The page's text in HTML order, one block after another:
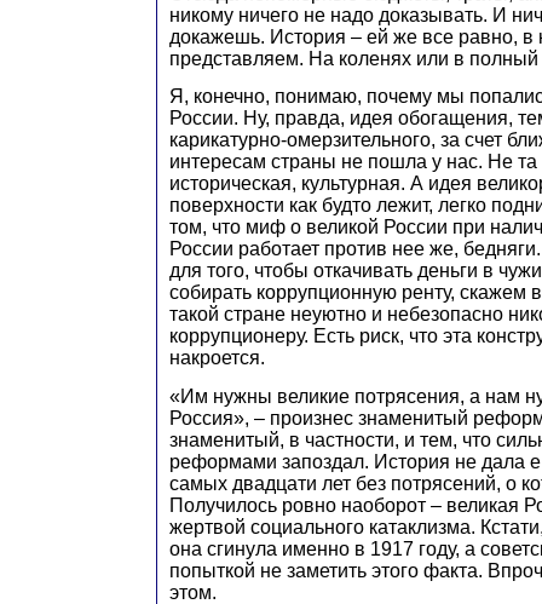
никому ничего не надо доказывать. И
докажешь. История – ей же все равно, в
представляем. На коленях или в полный
Я, конечно, понимаю, почему мы
России. Ну, правда, идея обогащения,
карикатурно-омерзительного, за счет
интересам страны не пошла у нас. Не та
историческая, культурная. А идея
поверхности как будто лежит, легко
том, что миф о великой России при
России работает против нее же,
для того, чтобы откачивать деньги в
собирать коррупционную ренту, скажем
такой стране неуютно и небезопасно
коррупционеру. Есть риск, что эта
накроется.
«Им нужны великие потрясения, а нам
Россия», – произнес знаменитый
знаменитый, в частности, и тем, что
реформами запоздал. История не дала
самых двадцати лет без потрясений, о
Получилось ровно наоборот – великая
жертвой социального катаклизма.
она сгинула именно в 1917 году, а
попыткой не заметить этого факта.
этом.